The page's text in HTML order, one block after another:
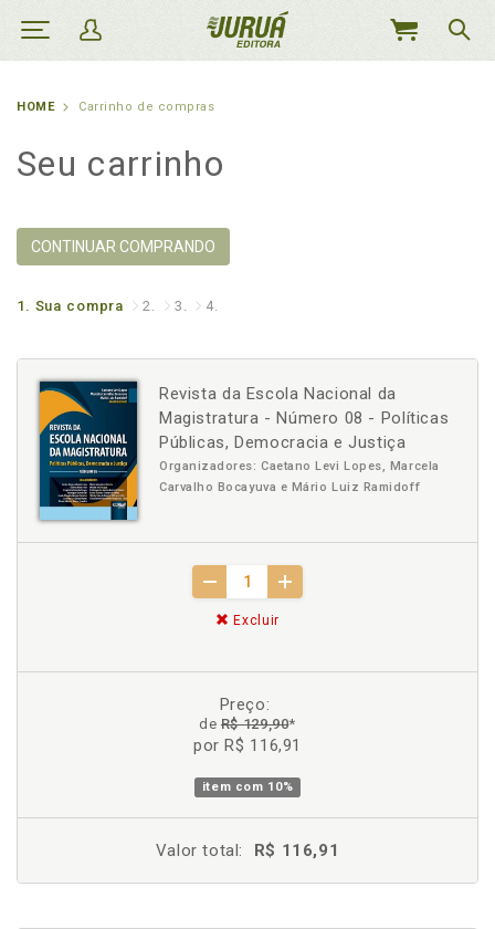
MEU
HOME Carrinho de compras
Seu carrinho
CONTINUAR COMPRANDO
1. Sua compra 2. 3. 4.
Revista da Escola Nacional da
Magistratura - Número 08 - Políticas
Públicas, Democracia e Justiça
Organizadores: Caetano Levi Lopes, Marcela
Carvalho Bocayuva e Mário Luiz Ramidoff
Excluir
Preço:
deR$ 129,90*
por R$ 116,91
item com 10%
Valor total: R$ 116,91